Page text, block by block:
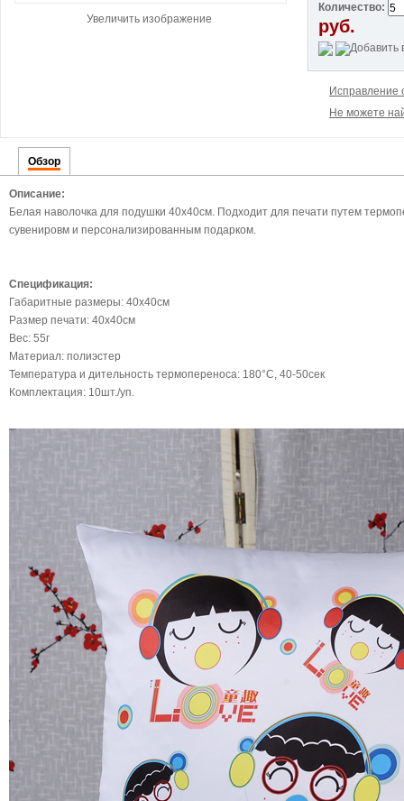
Увеличить изображение
Количество:
руб.
Исправление
Не можете
Обзор
Описание:
Белая наволочка для подушки 40х40см. Подходит для печати путем
сувенировм и персонализированным подарком.
Спецификация:
Габаритные размеры: 40x40cм
Размер печати: 40x40cм
Вес: 55г
Материал: полиэстер
Температура и дительность термопереноса: 180°C, 40-50сек
Комплектация: 10шт./уп.